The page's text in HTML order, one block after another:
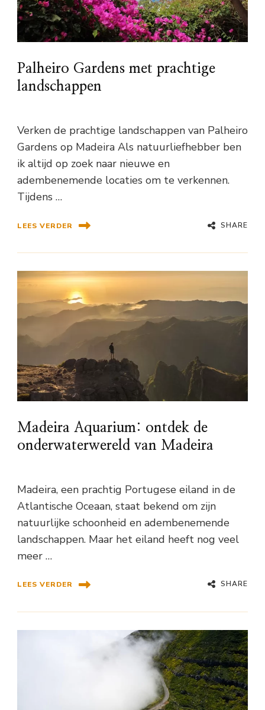
Palheiro Gardens met prachtige
landschappen
Verken de prachtige landschappen van Palheiro
Gardens op Madeira Als natuurliefhebber ben
ik altijd op zoek naar nieuwe en
adembenemende locaties om te verkennen.
Tijdens …
LEES VERDER SHARE
Madeira Aquarium: ontdek de
onderwaterwereld van Madeira
Madeira, een prachtig Portugese eiland in de
Atlantische Oceaan, staat bekend om zijn
natuurlijke schoonheid en adembenemende
landschappen. Maar het eiland heeft nog veel
meer …
LEES VERDER SHARE